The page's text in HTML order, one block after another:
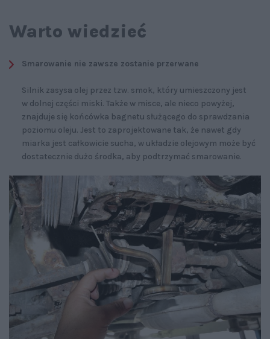
Warto wiedzieć
Smarowanie nie zawsze zostanie przerwane
Silnik zasysa olej przez tzw. smok, który umieszczony jest
w dolnej części miski. Także w misce, ale nieco powyżej,
znajduje się końcówka bagnetu służącego do sprawdzania
poziomu oleju. Jest to zaprojektowane tak, że nawet gdy
miarka jest całkowicie sucha, w układzie olejowym może być
dostatecznie dużo środka, aby podtrzymać smarowanie.